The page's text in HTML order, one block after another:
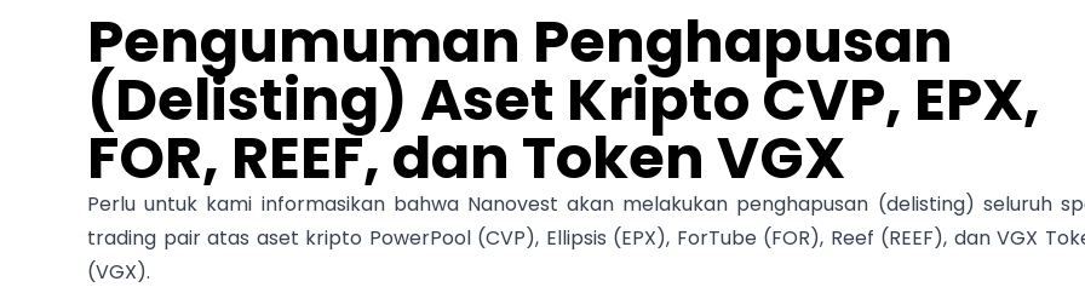
Pengumuman Penghapusan
(Delisting) Aset Kripto CVP, EPX,
FOR, REEF, dan Token VGX
Perlu untuk kami informasikan bahwa Nanovest akan melakukan penghapusan (delisting) seluruh
trading pair atas aset kripto PowerPool (CVP), Ellipsis (EPX), ForTube (FOR), Reef (REEF), dan VGX
(VGX).